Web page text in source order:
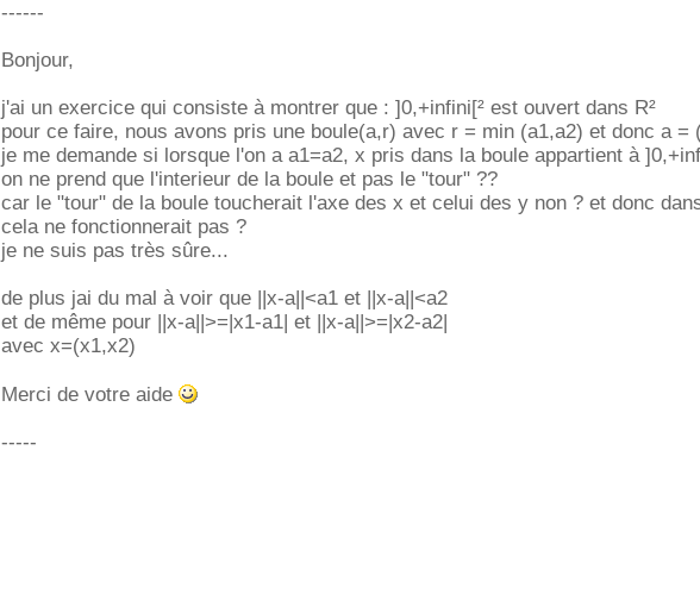
------
Bonjour,
j'ai un exercice qui consiste à montrer que : ]0,+infini[² est ouvert dans R²
pour ce faire, nous avons pris une boule(a,r) avec r = min (a1,a2) et donc a =
je me demande si lorsque l'on a a1=a2, x pris dans la boule appartient à
on ne prend que l'interieur de la boule et pas le "tour" ??
car le "tour" de la boule toucherait l'axe des x et celui des y non ? et donc
cela ne fonctionnerait pas ?
je ne suis pas très sûre...
de plus jai du mal à voir que ||x-a||<a1 et ||x-a||<a2
et de même pour ||x-a||>=|x1-a1| et ||x-a||>=|x2-a2|
avec x=(x1,x2)
Merci de votre aide
-----